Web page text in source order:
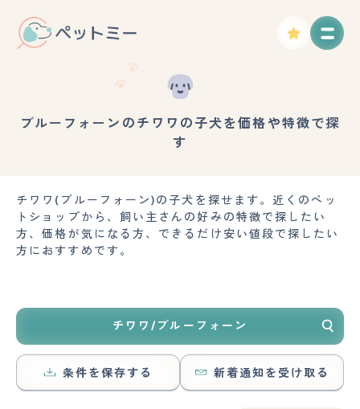
ブルーフォーンのチワワの子犬を価格や特徴で探
す
チワワ(ブルーフォーン)の子犬を探せます。近くのペッ
トショップから、飼い主さんの好みの特徴で探したい
方、価格が気になる方、できるだけ安い値段で探したい
方におすすめです。
チワワ/ブルーフォーン
条件を保存する 新着通知を受け取る